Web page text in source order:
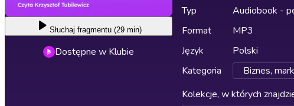
Słuchaj fragmentu (29 min)
Dostępne w Klubie
Typ
Audiobook -
Format
MP3
Język
Polski
Kategoria
Biznes,
Kolekcje, w których